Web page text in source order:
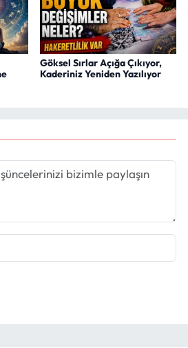
Göksel Sırlar Açığa Çıkıyor,
Kaderiniz Yeniden Yazılıyor